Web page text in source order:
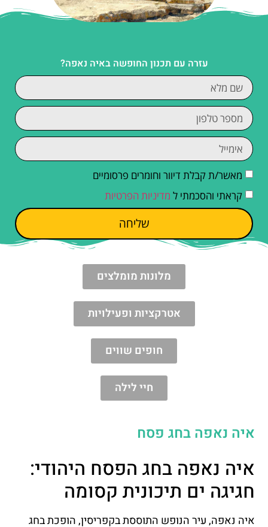
עזרה עם תכנון החופשה באיה נאפה?
מאשר/ת קבלת דיוור וחומרים פרסומיים
קראתי והסכמתי ל מדיניות הפרטיות
שליחה
מלונות מומלצים
אטרקציות ופעילויות
חופים שווים
חיי לילה
איה נאפה בחג פסח
איה נאפה בחג הפסח היהודי:
חגיגה ים תיכונית קסומה
איה נאפה, עיר הנופש התוססת בקפריסין, הופכת בחג